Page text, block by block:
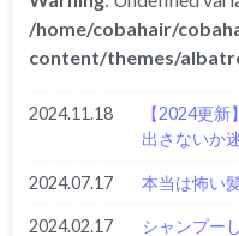
/home/cobahair/
content/themes/
2024.11.18
【2024更
出さないか
2024.07.17 本当は怖い
2024.02.17 シャンプー